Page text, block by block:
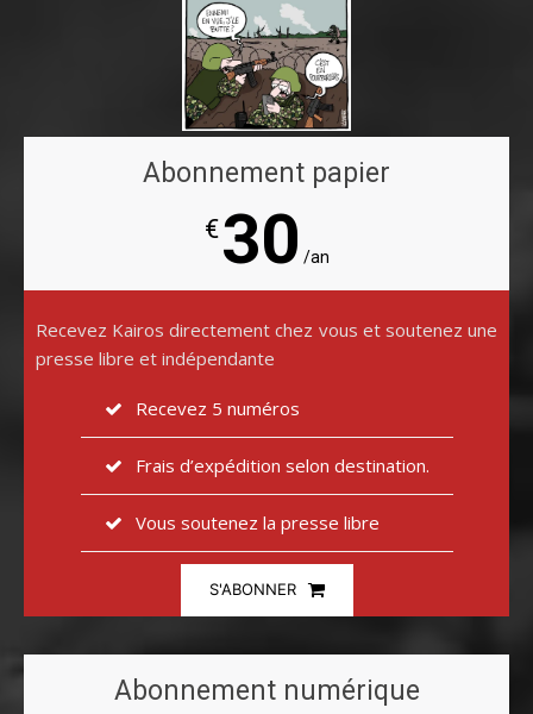
Abonnement papier
€30 /an
Recevez Kairos directement chez vous et soutenez une
presse libre et indépendante
Recevez 5 numéros
Frais d’expédition selon destination.
Vous soutenez la presse libre
S'ABONNER
Abonnement numérique